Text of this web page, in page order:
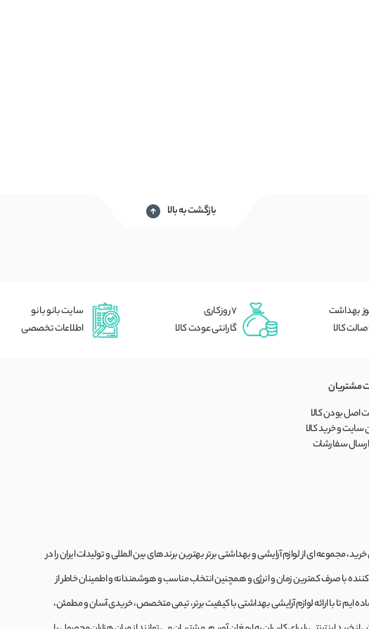
بازگشت به بالا
بهداشت
کالا
7 روزکاری
گارانتی عودت کالا
سایت بانو بانو
اطلاعات تخصصی
مشتریان
اصل بودن کالا
سایت و خرید کالا
سفارشات
مجموعه‌ ای از لوازم آرایشی و بهداشتی برتر بهترین برندهای بین المللی و تولیدات ایران را در
با صرف کمترین زمان و انرژی و همچنین انتخاب مناسب و هوشمندانه و اطمینان خاطر از
ایم تا با ارائه لوازم آرایشی بهداشتی با کیفیت برتر، تیمی متخصص، خریدی آسان و مطمئن،